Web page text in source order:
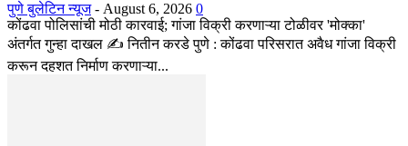
पुणे बुलेटिन न्यूज - August 6, 2026 0
कोंढवा पोलिसांची मोठी कारवाई; गांजा विक्री करणाऱ्या टोळीवर 'मोक्का'
अंतर्गत गुन्हा दाखल ✍️ नितीन करडे पुणे : कोंढवा परिसरात अवैध गांजा विक्री
करून दहशत निर्माण करणाऱ्या...